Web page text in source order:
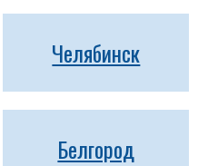
Челябинск
Белгород